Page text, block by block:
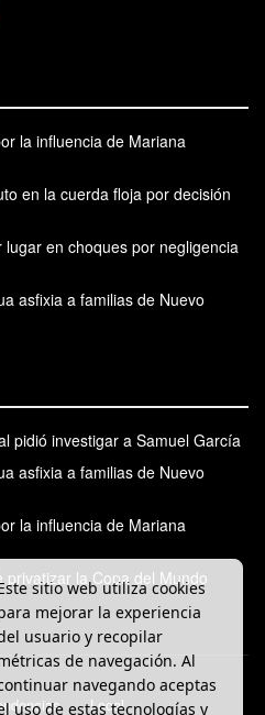
la influencia de Mariana
en la cuerda floja por decisión
en choques por negligencia
asfixia a familias de Nuevo
pidió investigar a Samuel García
asfixia a familias de Nuevo
la influencia de Mariana
la Copa del Mundo
Local
sitio web utiliza cookies
mejorar la experiencia
usuario y recopilar
de navegación. Al
navegando aceptas
uso de estas tecnologías y